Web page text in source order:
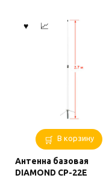
В корзину
Антенна базовая
DIAMOND CP-22E